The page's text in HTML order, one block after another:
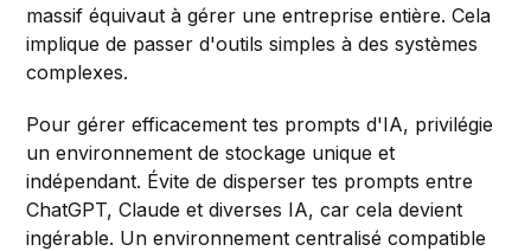
massif équivaut à gérer une entreprise entière. Cela
implique de passer d'outils simples à des systèmes
complexes.
Pour gérer efficacement tes prompts d'IA, privilégie
un environnement de stockage unique et
indépendant. Évite de disperser tes prompts entre
ChatGPT, Claude et diverses IA, car cela devient
ingérable. Un environnement centralisé compatible